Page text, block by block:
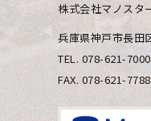
株式会社マノスタ
兵庫県神⼾市⻑⽥
TEL. 078-621-7000
FAX. 078-621-7788